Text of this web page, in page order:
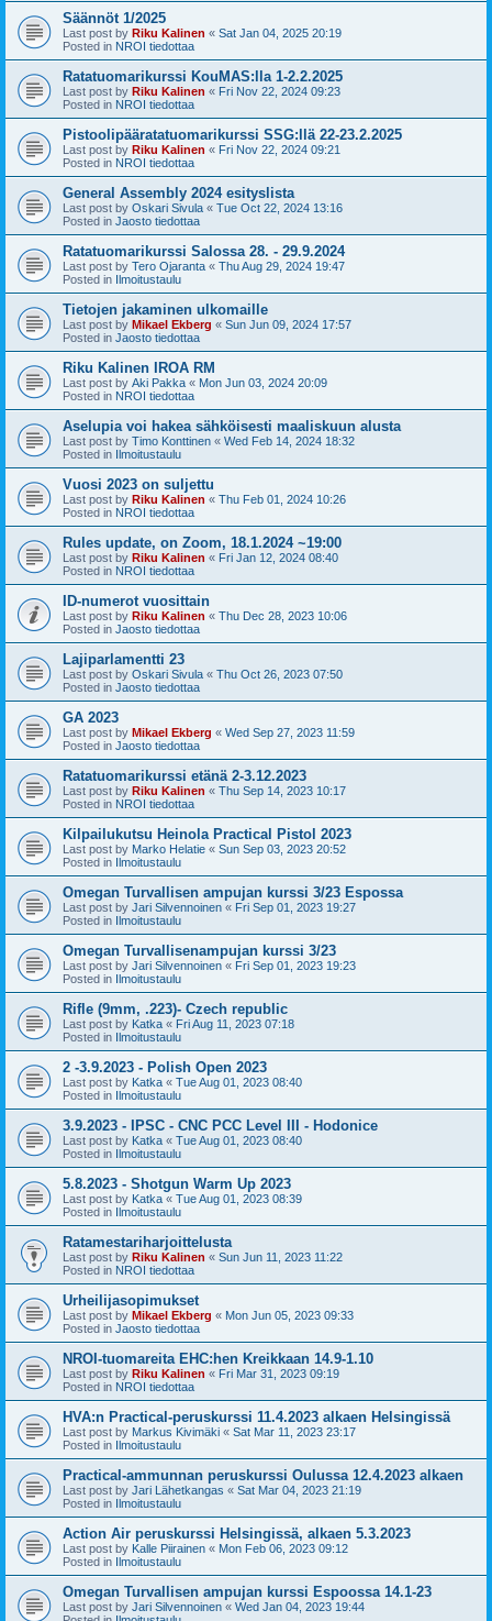
Säännöt 1/2025
Last post by Riku Kalinen « Sat Jan 04, 2025 20:19
Posted in NROI tiedottaa
Ratatuomarikurssi KouMAS:lla 1-2.2.2025
Last post by Riku Kalinen « Fri Nov 22, 2024 09:23
Posted in NROI tiedottaa
Pistoolipääratatuomarikurssi SSG:llä 22-23.2.2025
Last post by Riku Kalinen « Fri Nov 22, 2024 09:21
Posted in NROI tiedottaa
General Assembly 2024 esityslista
Last post by Oskari Sivula « Tue Oct 22, 2024 13:16
Posted in Jaosto tiedottaa
Ratatuomarikurssi Salossa 28. - 29.9.2024
Last post by Tero Ojaranta « Thu Aug 29, 2024 19:47
Posted in Ilmoitustaulu
Tietojen jakaminen ulkomaille
Last post by Mikael Ekberg « Sun Jun 09, 2024 17:57
Posted in Jaosto tiedottaa
Riku Kalinen IROA RM
Last post by Aki Pakka « Mon Jun 03, 2024 20:09
Posted in NROI tiedottaa
Aselupia voi hakea sähköisesti maaliskuun alusta
Last post by Timo Konttinen « Wed Feb 14, 2024 18:32
Posted in Ilmoitustaulu
Vuosi 2023 on suljettu
Last post by Riku Kalinen « Thu Feb 01, 2024 10:26
Posted in NROI tiedottaa
Rules update, on Zoom, 18.1.2024 ~19:00
Last post by Riku Kalinen « Fri Jan 12, 2024 08:40
Posted in NROI tiedottaa
ID-numerot vuosittain
Last post by Riku Kalinen « Thu Dec 28, 2023 10:06
Posted in Jaosto tiedottaa
Lajiparlamentti 23
Last post by Oskari Sivula « Thu Oct 26, 2023 07:50
Posted in Jaosto tiedottaa
GA 2023
Last post by Mikael Ekberg « Wed Sep 27, 2023 11:59
Posted in Jaosto tiedottaa
Ratatuomarikurssi etänä 2-3.12.2023
Last post by Riku Kalinen « Thu Sep 14, 2023 10:17
Posted in NROI tiedottaa
Kilpailukutsu Heinola Practical Pistol 2023
Last post by Marko Helatie « Sun Sep 03, 2023 20:52
Posted in Ilmoitustaulu
Omegan Turvallisen ampujan kurssi 3/23 Espossa
Last post by Jari Silvennoinen « Fri Sep 01, 2023 19:27
Posted in Ilmoitustaulu
Omegan Turvallisenampujan kurssi 3/23
Last post by Jari Silvennoinen « Fri Sep 01, 2023 19:23
Posted in Ilmoitustaulu
Rifle (9mm, .223)- Czech republic
Last post by Katka « Fri Aug 11, 2023 07:18
Posted in Ilmoitustaulu
2 -3.9.2023 - Polish Open 2023
Last post by Katka « Tue Aug 01, 2023 08:40
Posted in Ilmoitustaulu
3.9.2023 - IPSC - CNC PCC Level III - Hodonice
Last post by Katka « Tue Aug 01, 2023 08:40
Posted in Ilmoitustaulu
5.8.2023 - Shotgun Warm Up 2023
Last post by Katka « Tue Aug 01, 2023 08:39
Posted in Ilmoitustaulu
Ratamestariharjoittelusta
Last post by Riku Kalinen « Sun Jun 11, 2023 11:22
Posted in NROI tiedottaa
Urheilijasopimukset
Last post by Mikael Ekberg « Mon Jun 05, 2023 09:33
Posted in Jaosto tiedottaa
NROI-tuomareita EHC:hen Kreikkaan 14.9-1.10
Last post by Riku Kalinen « Fri Mar 31, 2023 09:19
Posted in NROI tiedottaa
HVA:n Practical-peruskurssi 11.4.2023 alkaen Helsingissä
Last post by Markus Kivimäki « Sat Mar 11, 2023 23:17
Posted in Ilmoitustaulu
Practical-ammunnan peruskurssi Oulussa 12.4.2023 alkaen
Last post by Jari Lähetkangas « Sat Mar 04, 2023 21:19
Posted in Ilmoitustaulu
Action Air peruskurssi Helsingissä, alkaen 5.3.2023
Last post by Kalle Piirainen « Mon Feb 06, 2023 09:12
Posted in Ilmoitustaulu
Omegan Turvallisen ampujan kurssi Espoossa 14.1-23
Last post by Jari Silvennoinen « Wed Jan 04, 2023 19:44